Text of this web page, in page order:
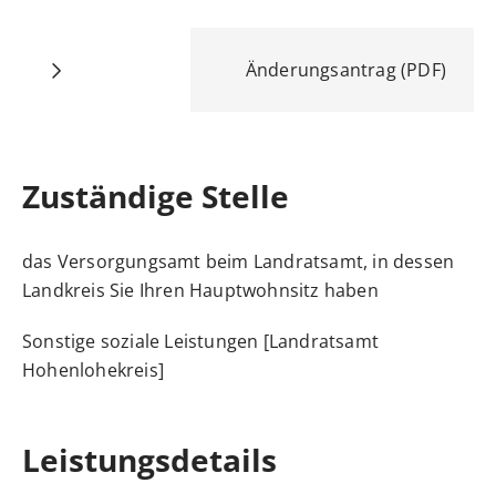
Änderungsantrag (PDF)
Zuständige Stelle
das Versorgungsamt beim Landratsamt, in dessen
Landkreis Sie Ihren Hauptwohnsitz haben
Sonstige soziale Leistungen [Landratsamt
Hohenlohekreis]
Leistungsdetails